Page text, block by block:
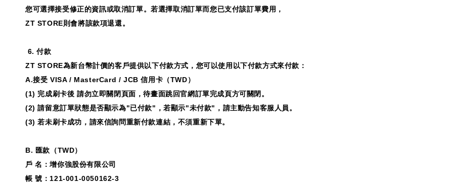
您可選擇接受修正的資訊或取消訂單。若選擇取消訂單而您已支付該訂單費用，
ZT STORE則會將該款項退還。
6.付款
ZT STORE為新台幣計價的客戶提供以下付款方式，您可以使用以下付款方式來付款：
A.接受 VISA / MasterCard / JCB信用卡（TWD）
(1) 完成刷卡後 請勿立即關閉頁面，待畫面跳回官網訂單完成頁方可關閉。
(2)請留意訂單狀態是否顯示為"已付款" ，若顯示"未付款" ，請主動告知客服人員。
(3)若未刷卡成功，請來信詢問重新付款連結，不須重新下單。
B. 匯款（TWD）
戶 名：增你強股份有限公司
帳 號：121-001-0050162-3